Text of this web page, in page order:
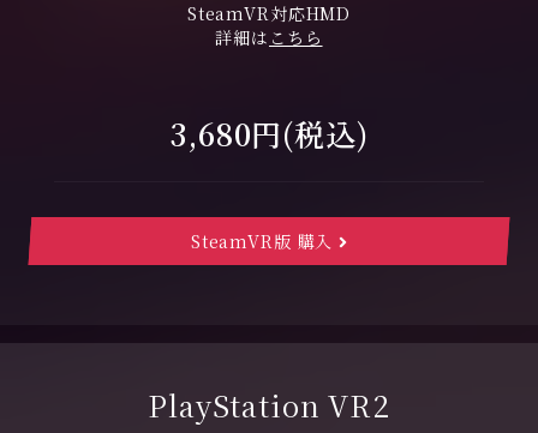
SteamVR対応HMD
詳細は こちら
3,680円(税込)
SteamVR版 購入
PlayStation VR2